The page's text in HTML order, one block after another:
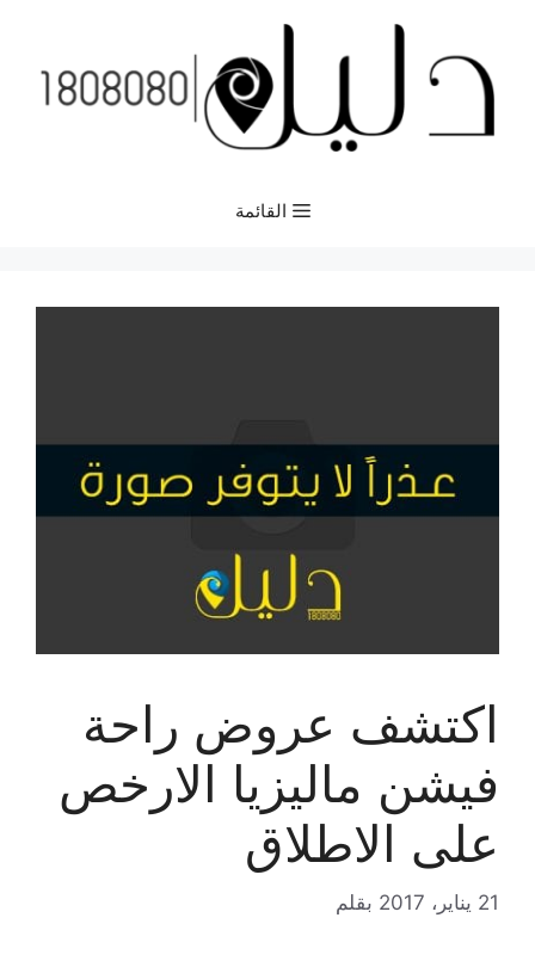
المحتوى
القائمة
اكتشف عروض راحة
فيشن ماليزيا الارخص
على الاطلاق
21 يناير، 2017 بقلم